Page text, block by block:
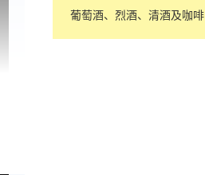
葡萄酒、烈酒、清酒及咖啡